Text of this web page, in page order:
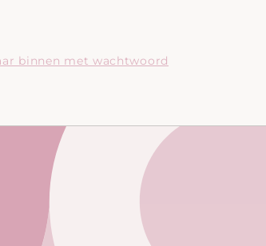
binnen met wachtwoord